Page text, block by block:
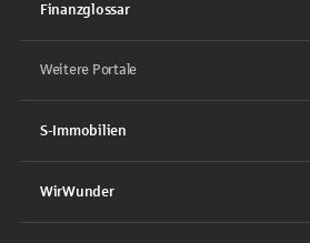
Finanzglossar
Weitere Portale
S-Immobilien
WirWunder